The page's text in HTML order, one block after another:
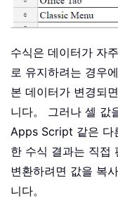
수식은 데이터가 자
로 유지하려는 경우
본 데이터가 변경되
니다。 그러나 셀 값
Apps Script 같은 다
한 수식 결과는 직접
변환하려면 값을 복
니다。